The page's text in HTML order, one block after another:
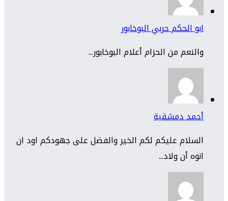
ابو الحكم حربي البوخابور
والنعم من الحزام أعلام البوخابور...
أحمد دمشقية
السلام عليكم لكم الخير والفضل على جهودكم اود ان
انوه أن ولاد...